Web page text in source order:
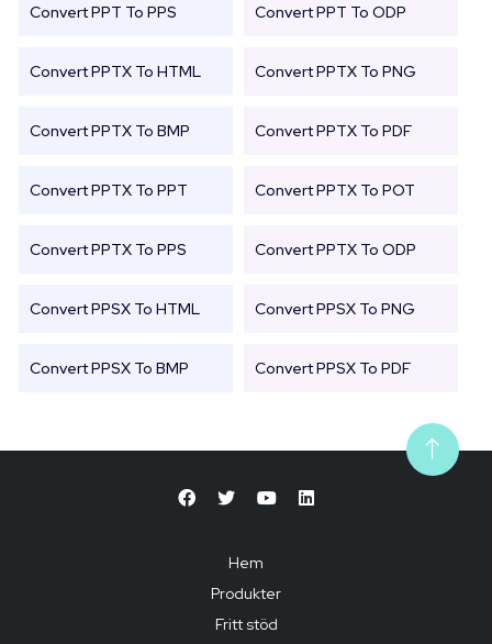
Convert PPT To PPS Convert PPT To ODP
Convert PPTX To HTML Convert PPTX To PNG
Convert PPTX To BMP Convert PPTX To PDF
Convert PPTX To PPT Convert PPTX To POT
Convert PPTX To PPS Convert PPTX To ODP
Convert PPSX To HTML Convert PPSX To PNG
Convert PPSX To BMP Convert PPSX To PDF
Hem
Produkter
Fritt stöd